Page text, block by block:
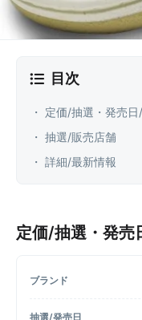
目次
・ 定価/抽選・発売
・ 抽選/販売店舗
・ 詳細/最新情報
定価/抽選・発売
ブランド
抽選/発売日